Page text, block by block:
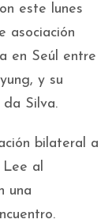
este lunes
asociación
en Seúl entre
y su
da Silva.
bilateral a
Lee al
una